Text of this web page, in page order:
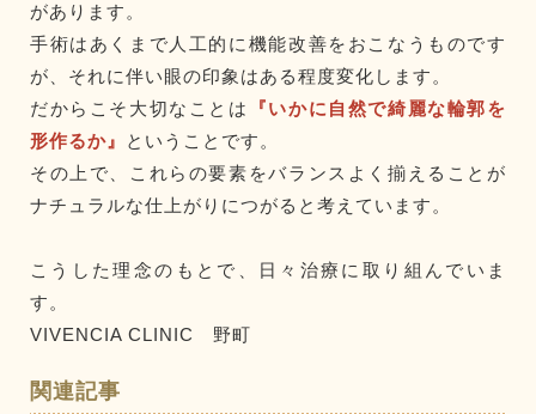
があります。
手術はあくまで人工的に機能改善をおこなうものです
が、それに伴い眼の印象はある程度変化します。
だからこそ大切なことは
『いかに自然で綺麗な輪郭を
形作るか』
ということです。
その上で、これらの要素をバランスよく揃えることが
ナチュラルな仕上がりにつがると考えています。
こうした理念のもとで、日々治療に取り組んでいま
す。
VIVENCIA CLINIC 野町
関連記事